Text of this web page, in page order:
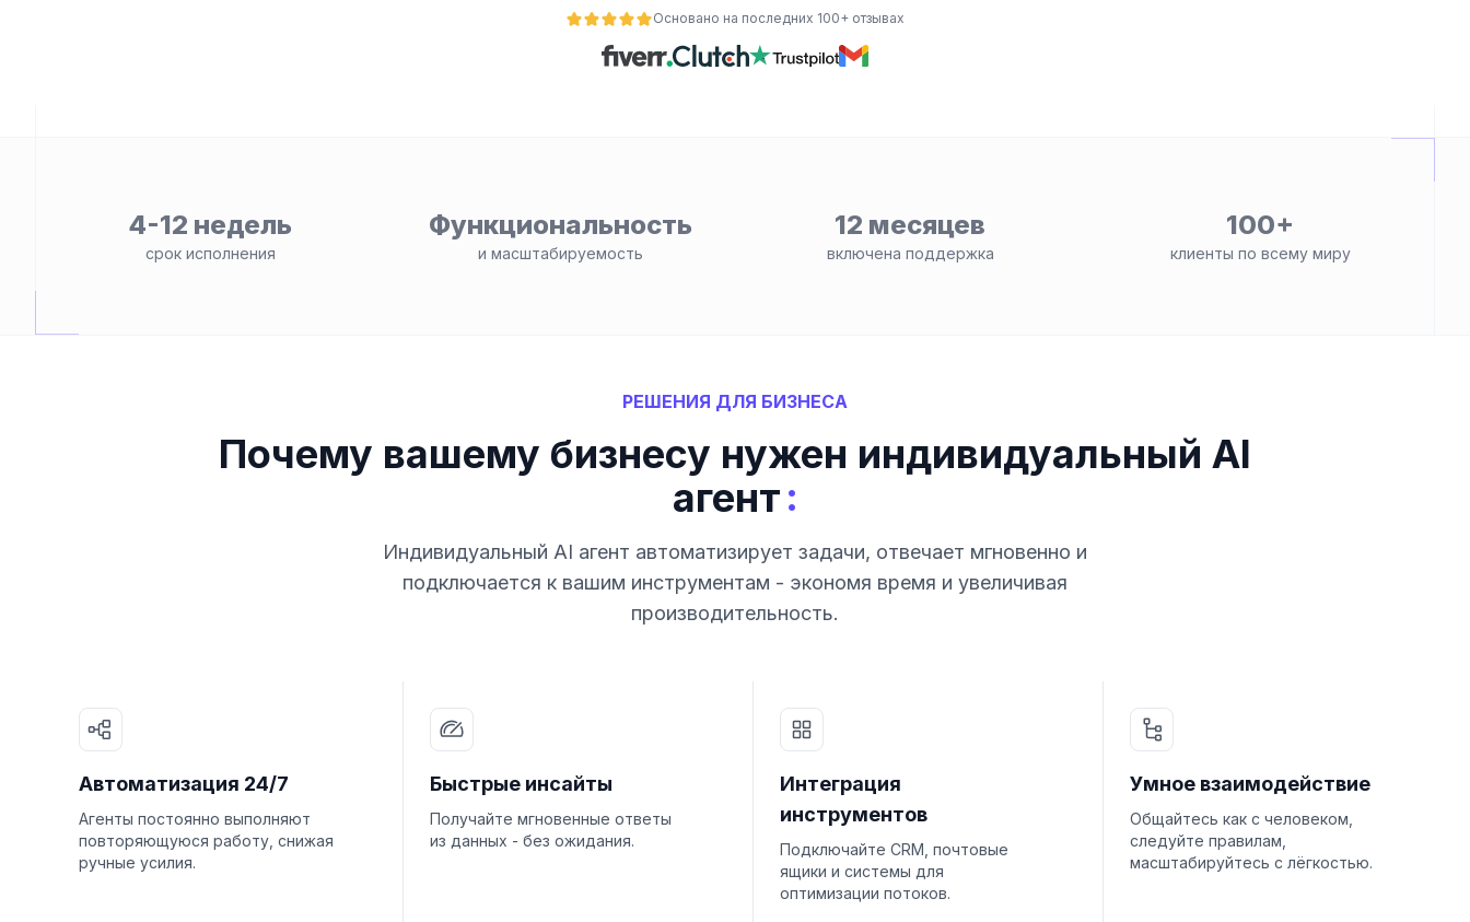
Основано на последних 100+ отзывах
4-12 недель
срок исполнения
Функциональность
и масштабируемость
12 месяцев
включена поддержка
100+
клиенты по всему миру
РЕШЕНИЯ ДЛЯ БИЗНЕСА
Почему вашему бизнесу нужен индивидуальный AI
агент:
Индивидуальный AI агент автоматизирует задачи, отвечает мгновенно и
подключается к вашим инструментам - экономя время и увеличивая
производительность.
Автоматизация 24/7
Агенты постоянно выполняют
повторяющуюся работу, снижая
ручные усилия.
Быстрые инсайты
Получайте мгновенные ответы
из данных - без ожидания.
Интеграция
инструментов
Подключайте CRM, почтовые
ящики и системы для
оптимизации потоков.
Умное взаимодействие
Общайтесь как с человеком,
следуйте правилам,
масштабируйтесь с лёгкостью.